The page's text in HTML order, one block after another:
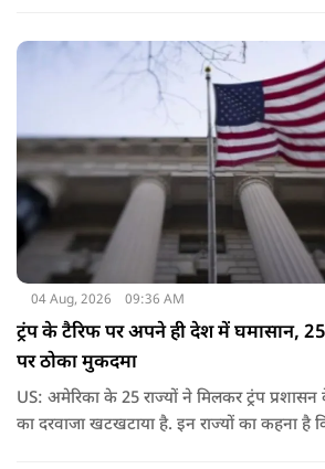
04 Aug, 2026 09:36 AM
ट्रंप के टैरिफ पर अपने ही देश में घमासान,
पर ठोका मुकदमा
US: अमेरिका के 25 राज्यों ने मिलकर ट्रंप
का दरवाजा खटखटाया है. इन राज्यों का कहना है